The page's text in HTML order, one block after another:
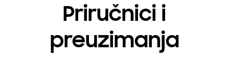
Priručnici i
preuzimanja